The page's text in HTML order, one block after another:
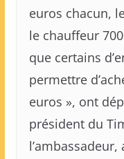
euros chacun,
le chauffeur
que certains
permettre
euros », ont
président du